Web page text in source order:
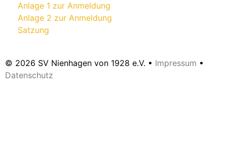
Anlage 1 zur Anmeldung
Anlage 2 zur Anmeldung
Satzung
© 2026 SV Nienhagen von 1928 e.V. • Impressum •
Datenschutz